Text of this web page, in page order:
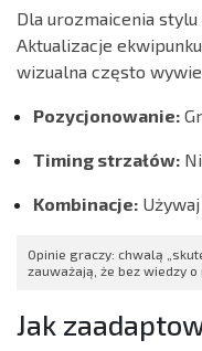
Dla urozmaicenia
Aktualizacje
wizualna często
Pozycjonowanie:
Timing strzałów:
Kombinacje:
Opinie graczy: chwalą
zauważają, że bez wiedzy
Jak